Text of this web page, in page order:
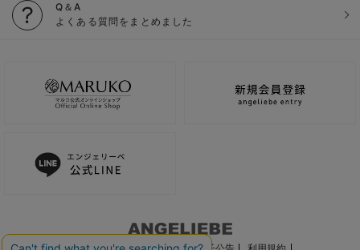
Q＆A
よくある質問をまとめました